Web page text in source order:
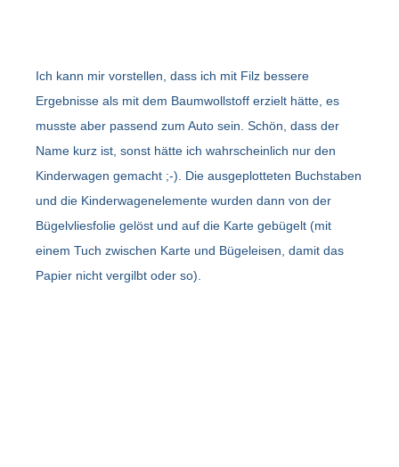
Ich kann mir vorstellen, dass ich mit Filz bessere
Ergebnisse als mit dem Baumwollstoff erzielt hätte, es
musste aber passend zum Auto sein. Schön, dass der
Name kurz ist, sonst hätte ich wahrscheinlich nur den
Kinderwagen gemacht ;-). Die ausgeplotteten Buchstaben
und die Kinderwagenelemente wurden dann von der
Bügelvliesfolie gelöst und auf die Karte gebügelt (mit
einem Tuch zwischen Karte und Bügeleisen, damit das
Papier nicht vergilbt oder so).